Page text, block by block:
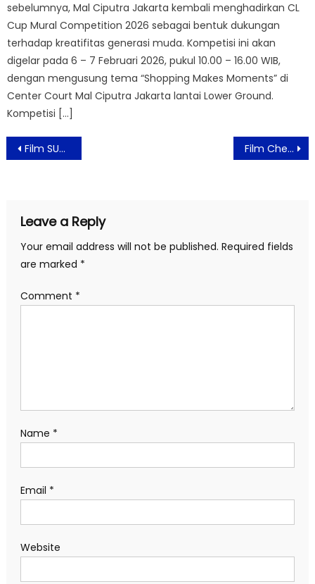
sebelumnya, Mal Ciputra Jakarta kembali menghadirkan CL
Cup Mural Competition 2026 sebagai bentuk dukungan
terhadap kreatifitas generasi muda. Kompetisi ini akan
digelar pada 6 – 7 Februari 2026, pukul 10.00 – 16.00 WIB,
dengan mengusung tema “Shopping Makes Moments” di
Center Court Mal Ciputra Jakarta lantai Lower Ground.
Kompetisi […]
Post
navigation
Film SUZZANNA: Santet Dosa di Atas Dosa Merilis Official Trailer Tayang Lebaran 2026 Film Check Out Sekarang, Pay Later (CAPER) Suguhkan Cerita yang Relevan Sekaligus Menyegarkan dan Menyegarkan
Leave a Reply
Your email address will not be published. Required fields
are marked *
Comment *
Name *
Email *
Website